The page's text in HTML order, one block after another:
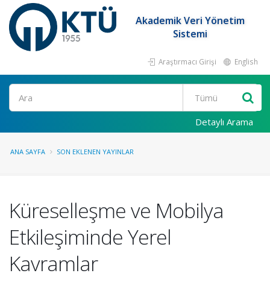
Akademik Veri Yönetim
Sistemi
Araştırmacı Girişi English
Ara
Detaylı Arama
ANA SAYFA SON EKLENEN YAYINLAR
Küreselleşme ve Mobilya
Etkileşiminde Yerel
Kavramlar